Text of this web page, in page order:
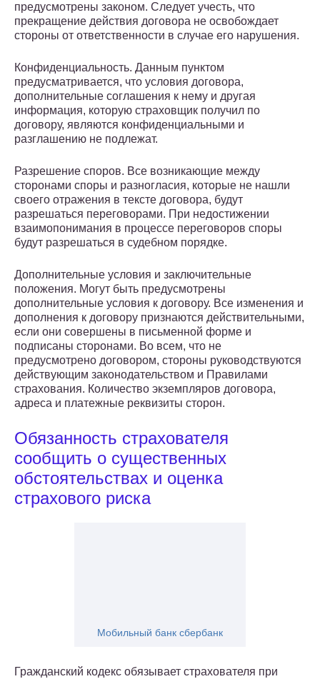
предусмотрены законом. Следует учесть, что
прекращение действия договора не освобождает
стороны от ответственности в случае его нарушения.
Конфиденциальность. Данным пунктом
предусматривается, что условия договора,
дополнительные соглашения к нему и другая
информация, которую страховщик получил по
договору, являются конфиденциальными и
разглашению не подлежат.
Разрешение споров. Все возникающие между
сторонами споры и разногласия, которые не нашли
своего отражения в тексте договора, будут
разрешаться переговорами. При недостижении
взаимопонимания в процессе переговоров споры
будут разрешаться в судебном порядке.
Дополнительные условия и заключительные
положения. Могут быть предусмотрены
дополнительные условия к договору. Все изменения и
дополнения к договору признаются действительными,
если они совершены в письменной форме и
подписаны сторонами. Во всем, что не
предусмотрено договором, стороны руководствуются
действующим законодательством и Правилами
страхования. Количество экземпляров договора,
адреса и платежные реквизиты сторон.
Обязанность страхователя
сообщить о существенных
обстоятельствах и оценка
страхового риска
Мобильный банк сбербанк
Гражданский кодекс обязывает страхователя при